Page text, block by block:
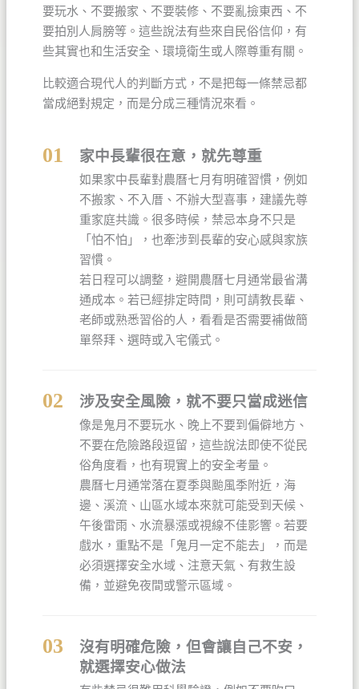
要玩水、不要搬家、不要裝修、不要亂撿東西、不
要拍別人肩膀等。這些說法有些來自民俗信仰，有
些其實也和生活安全、環境衛生或人際尊重有關。
比較適合現代人的判斷方式，不是把每一條禁忌都
當成絕對規定，而是分成三種情況來看。
01 家中長輩很在意，就先尊重
如果家中長輩對農曆七月有明確習慣，例如
不搬家、不入厝、不辦大型喜事，建議先尊
重家庭共識。很多時候，禁忌本身不只是
「怕不怕」，也牽涉到長輩的安心感與家族
習慣。
若日程可以調整，避開農曆七月通常最省溝
通成本。若已經排定時間，則可請教長輩、
老師或熟悉習俗的人，看看是否需要補做簡
單祭拜、選時或入宅儀式。
02 涉及安全風險，就不要只當成迷信
像是鬼月不要玩水、晚上不要到偏僻地方、
不要在危險路段逗留，這些說法即使不從民
俗角度看，也有現實上的安全考量。
農曆七月通常落在夏季與颱風季附近，海
邊、溪流、山區水域本來就可能受到天候、
午後雷雨、水流暴漲或視線不佳影響。若要
戲水，重點不是「鬼月一定不能去」，而是
必須選擇安全水域、注意天氣、有救生設
備，並避免夜間或警示區域。
03
沒有明確危險，但會讓自己不安，
就選擇安心做法